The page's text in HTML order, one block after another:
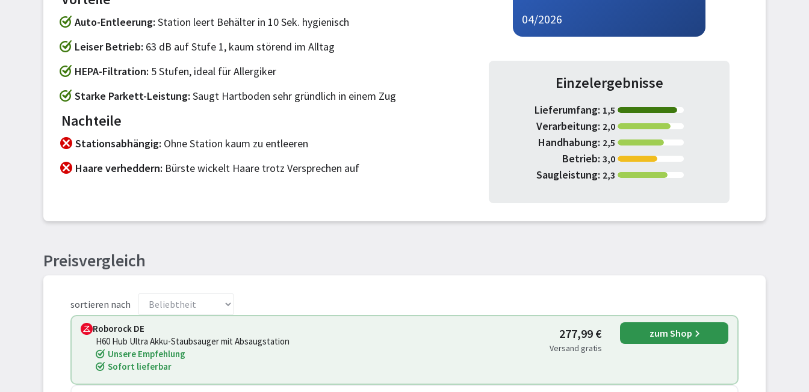
04/2026
Einzelergebnisse
Lieferumfang: 1,5
Verarbeitung: 2,0
Handhabung: 2,5
Betrieb: 3,0
Saugleistung: 2,3
Auto-Entleerung Station leert Behälter in 10 Sek. hygienisch
Leiser Betrieb 63 dB auf Stufe 1, kaum störend im Alltag
HEPA-Filtration 5 Stufen, ideal für Allergiker
Starke Parkett-Leistung Saugt Hartboden sehr gründlich in einem Zug
Nachteile
Stationsabhängig Ohne Station kaum zu entleeren
Haare verheddern Bürste wickelt Haare trotz Versprechen auf
Preisvergleich
sortieren nach
Roborock DE
H60 Hub Ultra Akku-Staubsauger mit Absaugstation
Unsere Empfehlung
Sofort lieferbar
277,99 €
Versand gratis
zum Shop